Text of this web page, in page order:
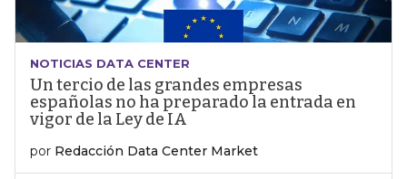
NOTICIAS DATA CENTER
Un tercio de las grandes empresas
españolas no ha preparado la entrada en
vigor de la Ley de IA
por Redacción Data Center Market